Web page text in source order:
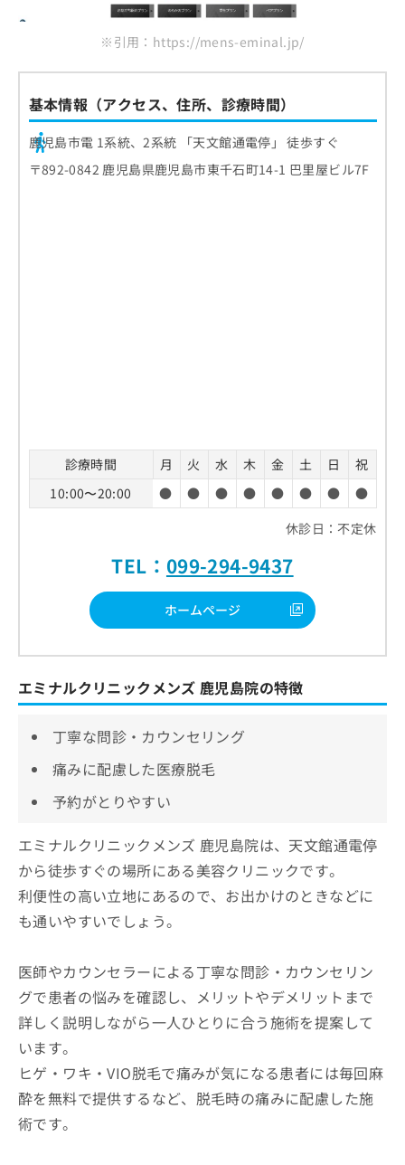
※引用：https://mens-eminal.jp/
基本情報（アクセス、住所、診療時間）
鹿児島市電 1系統、2系統 「天文館通電停」 徒歩すぐ
〒892-0842 鹿児島県鹿児島市東千石町14-1 巴里屋ビル7F
診療時間 月 火 水 木 金 土 日
祝
10:00〜20:00
● ● ● ● ● ● ●
●
休診日：不定休
TEL： 099-294-9437
ホームページ
エミナルクリニックメンズ 鹿児島院の特徴
丁寧な問診・カウンセリング
痛みに配慮した医療脱毛
予約がとりやすい
エミナルクリニックメンズ 鹿児島院は、天文館通電停
から徒歩すぐの場所にある美容クリニックです。
利便性の高い立地にあるので、お出かけのときなどに
も通いやすいでしょう。
医師やカウンセラーによる丁寧な問診・カウンセリン
グで患者の悩みを確認し、メリットやデメリットまで
詳しく説明しながら一人ひとりに合う施術を提案して
います。
ヒゲ・ワキ・VIO脱毛で痛みが気になる患者には毎回麻
酔を無料で提供するなど、脱毛時の痛みに配慮した施
術です。